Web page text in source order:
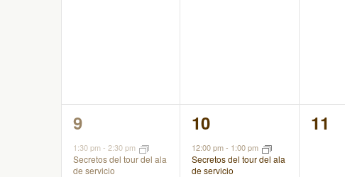
2
eventos,
9
1:30 pm- 2:30 pm
Secretos del tour del ala
de servicio
2
eventos,
10
12:00 pm- 1:00 pm
Secretos del tour del ala
de servicio
0
11